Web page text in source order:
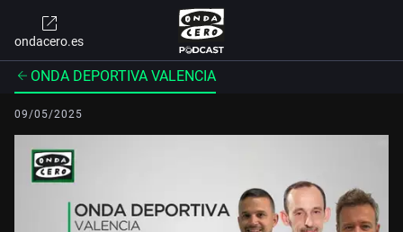
ondacero.es
ONDA DEPORTIVA VALENCIA
09/05/2025